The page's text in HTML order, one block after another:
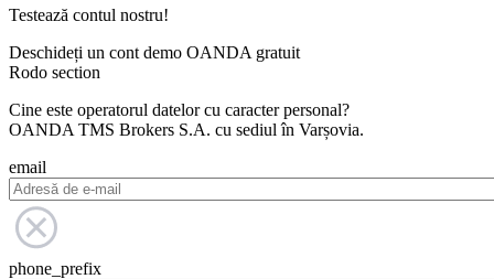
Testează contul nostru!
Deschideți un cont demo OANDA gratuit
Rodo section
Cine este operatorul datelor cu caracter personal?
OANDA TMS Brokers S.A. cu sediul în Varșovia.
email
phone_prefix